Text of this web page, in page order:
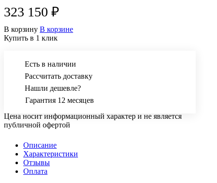
323 150 ₽
В корзину В корзине
Купить в 1 клик
Есть в наличии
Рассчитать доставку
Нашли дешевле?
Гарантия 12 месяцев
Цена носит информационный характер и не является
публичной офертой
Описание
Характеристики
Отзывы
Оплата